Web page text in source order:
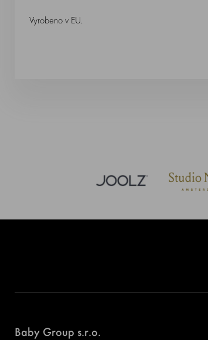
Vyrobeno v EU.
Baby Group s.r.o.